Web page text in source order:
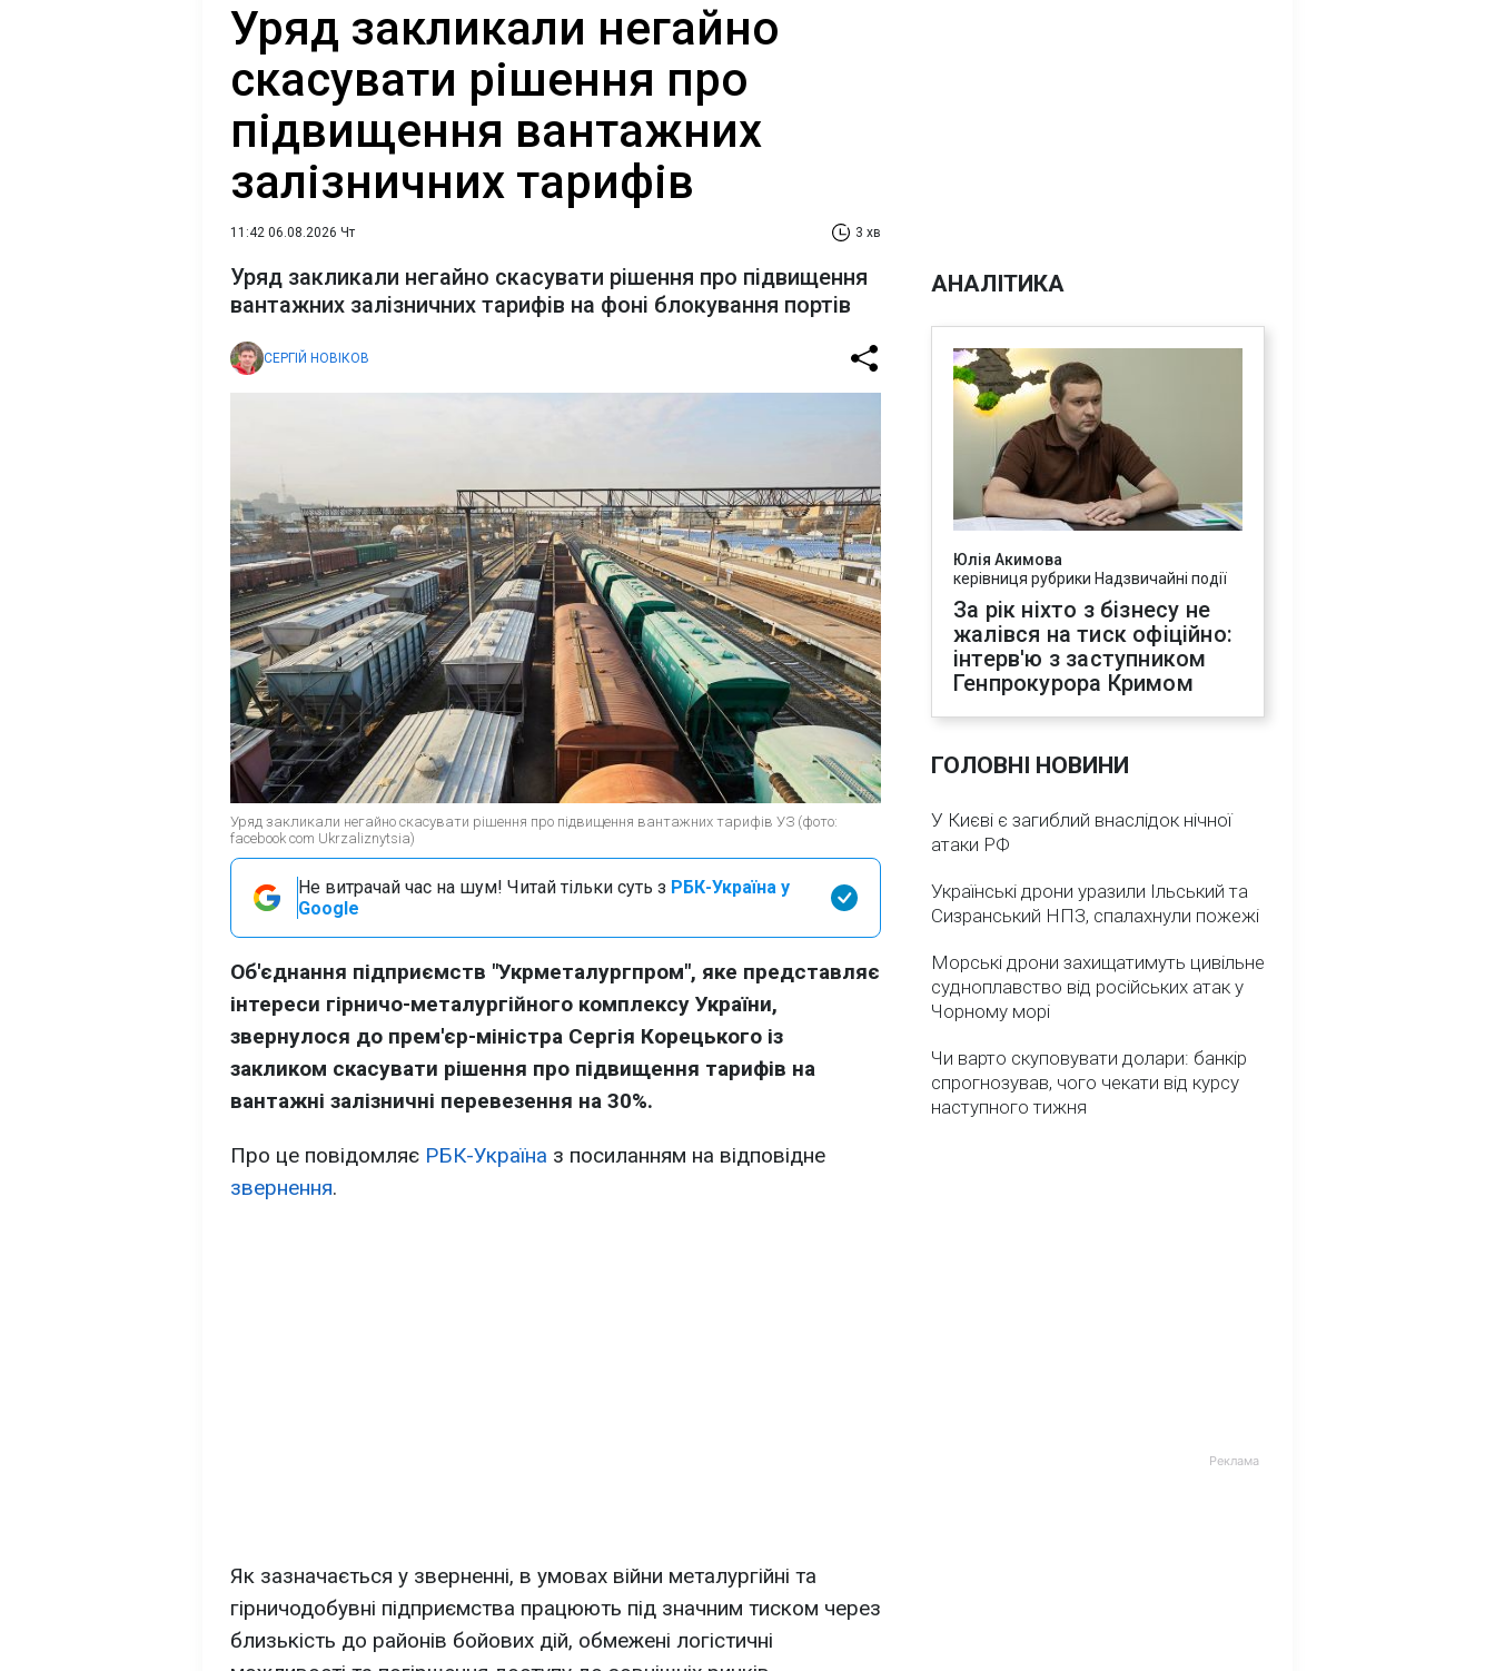
Уряд закликали негайно
скасувати рішення про
підвищення вантажних
залізничних тарифів
11:42 06.08.2026 Чт 3 хв
Уряд закликали негайно скасувати рішення про підвищення
вантажних залізничних тарифів на фоні блокування портів
СЕРГІЙ НОВІКОВ
Уряд закликали негайно скасувати рішення про підвищення вантажних тарифів УЗ (фото:
facebook com Ukrzaliznytsia)
Не витрачай час на шум! Читай тільки суть з РБК-Україна у
Google
Об'єднання підприємств "Укрметалургпром", яке представляє
інтереси гірничо-металургійного комплексу України,
звернулося до прем'єр-міністра Сергія Корецького із
закликом скасувати рішення про підвищення тарифів на
вантажні залізничні перевезення на 30%.
Про це повідомляє РБК-Україна з посиланням на відповідне
звернення.
Як зазначається у зверненні, в умовах війни металургійні та
гірничодобувні підприємства працюють під значним тиском через
близькість до районів бойових дій, обмежені логістичні
АНАЛІТИКА
Юлія Акимова
керівниця рубрики Надзвичайні події
За рік ніхто з бізнесу не
жалівся на тиск офіційно:
інтерв'ю з заступником
Генпрокурора Кримом
ГОЛОВНІ НОВИНИ
У Києві є загиблий внаслідок нічної
атаки РФ
Українські дрони уразили Ільський та
Сизранський НПЗ, спалахнули пожежі
Морські дрони захищатимуть цивільне
судноплавство від російських атак у
Чорному морі
Чи варто скуповувати долари: банкір
спрогнозував, чого чекати від курсу
наступного тижня